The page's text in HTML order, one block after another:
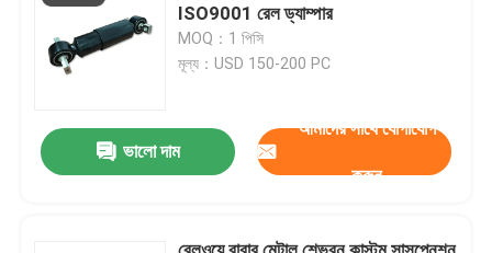
ISO9001 রেল ড্যাম্পার
MOQ：1 পিসি
মূল্য：USD 150-200 PC
ভালো দাম
আমাদের সাথে যোগাযোগ
করুন